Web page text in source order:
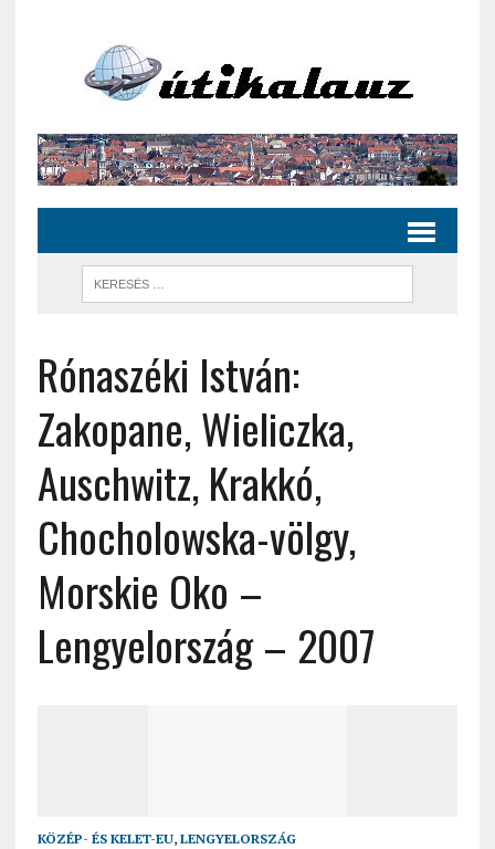
Rónaszéki István:
Zakopane, Wieliczka,
Auschwitz, Krakkó,
Chocholowska-völgy,
Morskie Oko –
Lengyelország – 2007
KÖZÉP- ÉS KELET-EU, LENGYELORSZÁG